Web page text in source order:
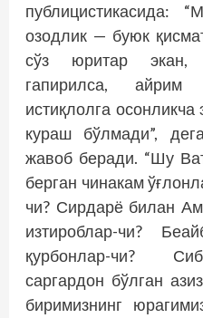
публицистикасида:
озодлик — буюк
сўз юритар экан,
гапирилса, айрим
истиқлолга
кураш бўлмади”,
жавоб беради. “Шу
берган чинакам
чи? Сирдарё билан
изтироблар-чи?
қурбонлар-чи?
саргардон бўлган
биримизнинг